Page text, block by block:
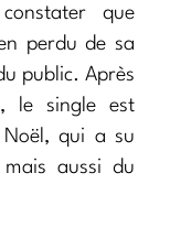
que
perdu de sa
public. Après
le single est
qui a su
aussi du